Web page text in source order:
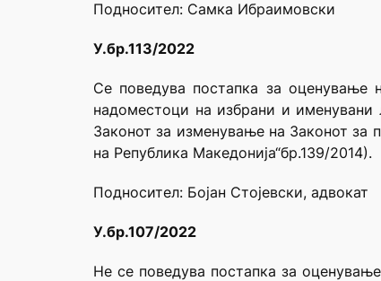
Подносител: Самка Ибраимовски
У.бр.113/2022
Се поведува постапка за
надоместоци на избрани и именувани
Законот за изменување на Законот за
на Република Македонија“бр.139/2014).
Подносител: Бојан Стојевски, адвокат
У.бр.107/2022
Не се поведува постапка за